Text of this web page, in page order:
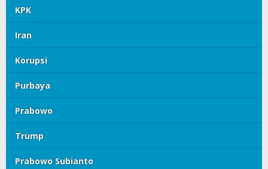
KPK
Iran
Korupsi
Purbaya
Prabowo
Trump
Prabowo Subianto